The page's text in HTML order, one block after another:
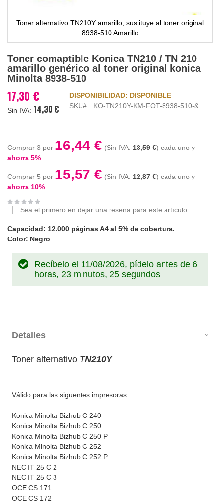
Toner alternativo TN210Y amarillo, sustituye al toner original
8938-510 Amarillo
al
comienzo
de
galería
de
Toner comaptible Konica TN210 / TN 210
amarillo genérico al toner original konica
Minolta 8938-510
17,30 €
14,30 €
DISPONIBILIDAD: DISPONIBLE
SKU
KO-TN210Y-KM-FOT-8938-510-&
Comprar 3 por 16,44 € 13,59 € cada uno y
ahorra 5%
Comprar 5 por 15,57 € 12,87 € cada uno y
ahorra 10%
Sea el primero en dejar una reseña para este artículo
Capacidad: 12.000 páginas A4 al 5% de cobertura.
Color: Negro
Recíbelo el 11/08/2026, pídelo antes de 6
horas, 23 minutos, 25 segundos
Detalles
Toner alternativo TN210Y
Válido para las siguentes impresoras:
Konica Minolta Bizhub C 240
Konica Minolta Bizhub C 250
Konica Minolta Bizhub C 250 P
Konica Minolta Bizhub C 252
Konica Minolta Bizhub C 252 P
NEC IT 25 C 2
NEC IT 25 C 3
OCE CS 171
OCE CS 172